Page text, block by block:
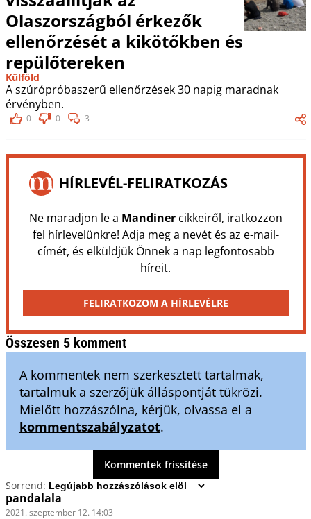
Olaszországból érkezők
ellenőrzését a kikötőkben és
repülőtereken
Külföld
A szúrópróbaszerű ellenőrzések 30 napig maradnak
érvényben.
0 0 3
HÍRLEVÉL-FELIRATKOZÁS
Ne maradjon le a Mandinercikkeiről, iratkozzon
fel hírlevelünkre! Adja meg a nevét és az e-mail-
címét, és elküldjük Önnek a nap legfontosabb
híreit.
FELIRATKOZOM A HÍRLEVÉLRE
Összesen 5 komment
A kommentek nem szerkesztett tartalmak,
tartalmuk a szerzőjük álláspontját tükrözi.
Mielőtt hozzászólna, kérjük, olvassa el a
kommentszabályzatot.
Kommentek frissítése
Sorrend:
pandalala
2021. szeptember 12. 14:03